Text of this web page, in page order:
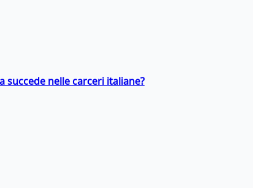
nelle carceri italiane?